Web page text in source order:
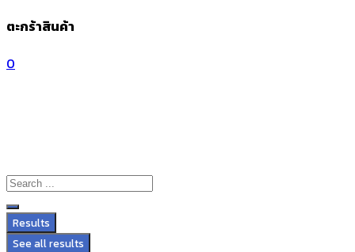
ตะกร้าสินค้า
0
Results
See all results